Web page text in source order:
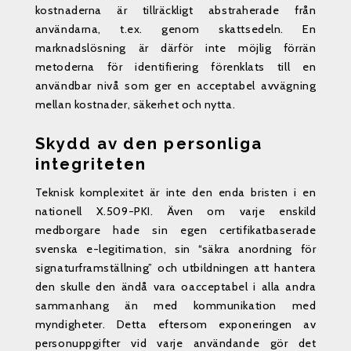
kostnaderna är tillräckligt abstraherade från
användarna, t.ex. genom skattsedeln. En
marknadslösning är därför inte möjlig förrän
metoderna för identifiering förenklats till en
användbar nivå som ger en acceptabel avvägning
mellan kostnader, säkerhet och nytta.
Skydd av den personliga
integriteten
Teknisk komplexitet är inte den enda bristen i en
nationell X.509-PKI. Även om varje enskild
medborgare hade sin egen certifikatbaserade
svenska e-legitimation, sin “säkra anordning för
signaturframställning” och utbildningen att hantera
den skulle den ändå vara oacceptabel i alla andra
sammanhang än med kommunikation med
myndigheter. Detta eftersom exponeringen av
personuppgifter vid varje användande gör det